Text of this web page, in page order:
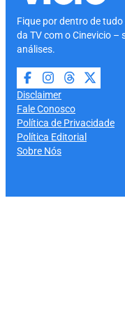
Fique por dentro de
da TV com o Cinevicio –
análises.
Disclaimer
Fale Conosco
Política de Privacidade
Política Editorial
Sobre Nós